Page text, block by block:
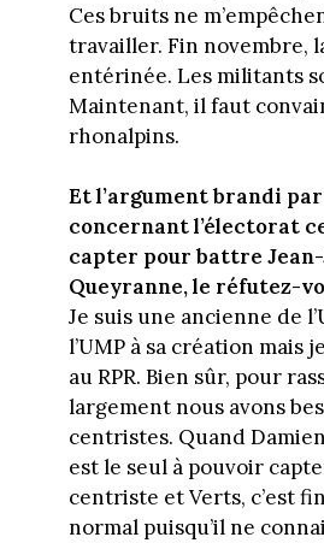
Ces bruits ne
travailler. Fin novembre,
entérinée. Les militants
Maintenant, il faut
rhonalpins.
Et l’argument brandi
concernant l’électorat
capter pour battre
Queyranne, le réfutez-
Je suis une ancienne de
l’UMP à sa création mais
au RPR. Bien sûr, pour
largement nous avons
centristes. Quand
est le seul à pouvoir
centriste et Verts, c’est
normal puisqu’il ne